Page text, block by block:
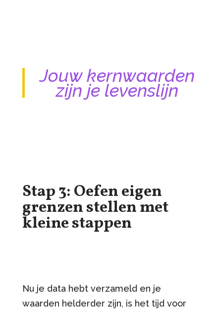
Jouw kernwaarden
zijn je levenslijn
Stap 3: Oefen eigen
grenzen stellen met
kleine stappen
Nu je data hebt verzameld en je
waarden helderder zijn, is het tijd voor